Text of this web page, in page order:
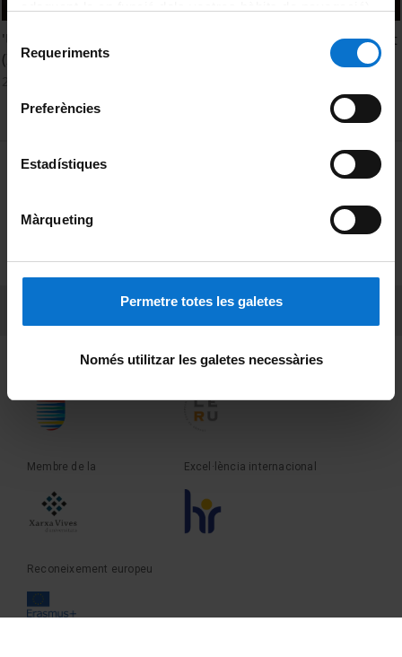
consultar laPolítica de galetes del lloc web de la
Requeriments
Preferències
Estadístiques
Màrqueting
Permetre totes les galetes
Només utilitzar les galetes necessàries
'Urban marginality and the penal state' per Loïc Wacquant
(ISDUB)
MENÚ PEU 1
Privadesa i termes
Sobre UBtv
Fundadora de la Membre de la
Membre de la Excel·lència internacional
Reconeixement europeu